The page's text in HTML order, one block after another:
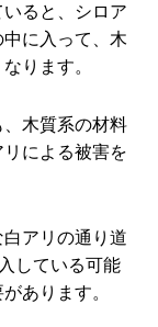
ると、シロア
に入って、木
ります。
木質系の材料
による被害を
アリの通り道
している可能
あります。